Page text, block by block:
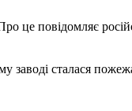
це повідомляє
сталася